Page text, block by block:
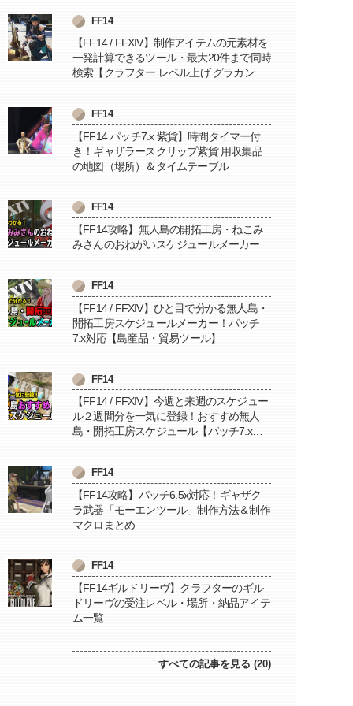
FF14
【FF14 / FFXIV】制作アイテムの元素材を
一発計算できるツール・最大20件まで同時
検索【クラフター レベル上げ グラカン納
FF14
【FF14 パッチ7.x 紫貨】時間タイマー付
き！ギャザラースクリップ紫貨 用収集品
の地図（場所）＆タイムテーブル
FF14
【FF14攻略】無人島の開拓工房・ねこみ
みさんのおねがいスケジュールメーカー
FF14
【FF14 / FFXIV】ひと目で分かる無人島・
開拓工房スケジュールメーカー！パッチ
7.x対応【島産品・貿易ツール】
FF14
【FF14 / FFXIV】今週と来週のスケジュー
ル２週間分を一気に登録！おすすめ無人
島・開拓工房スケジュール【パッチ7.x対
FF14
【FF14攻略】パッチ6.5x対応！ギャザク
ラ武器「モーエンツール」制作方法＆制作
マクロまとめ
FF14
【FF14ギルドリーヴ】クラフターのギル
ドリーヴの受注レベル・場所・納品アイテ
ム一覧
すべての記事を見る (20)